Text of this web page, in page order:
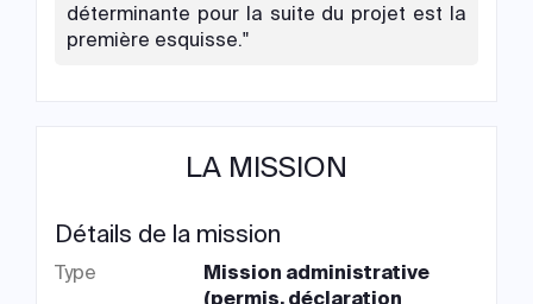
déterminante pour la suite du projet est la
première esquisse."
LA MISSION
Détails de la mission
Type
Mission administrative
(permis, déclaration